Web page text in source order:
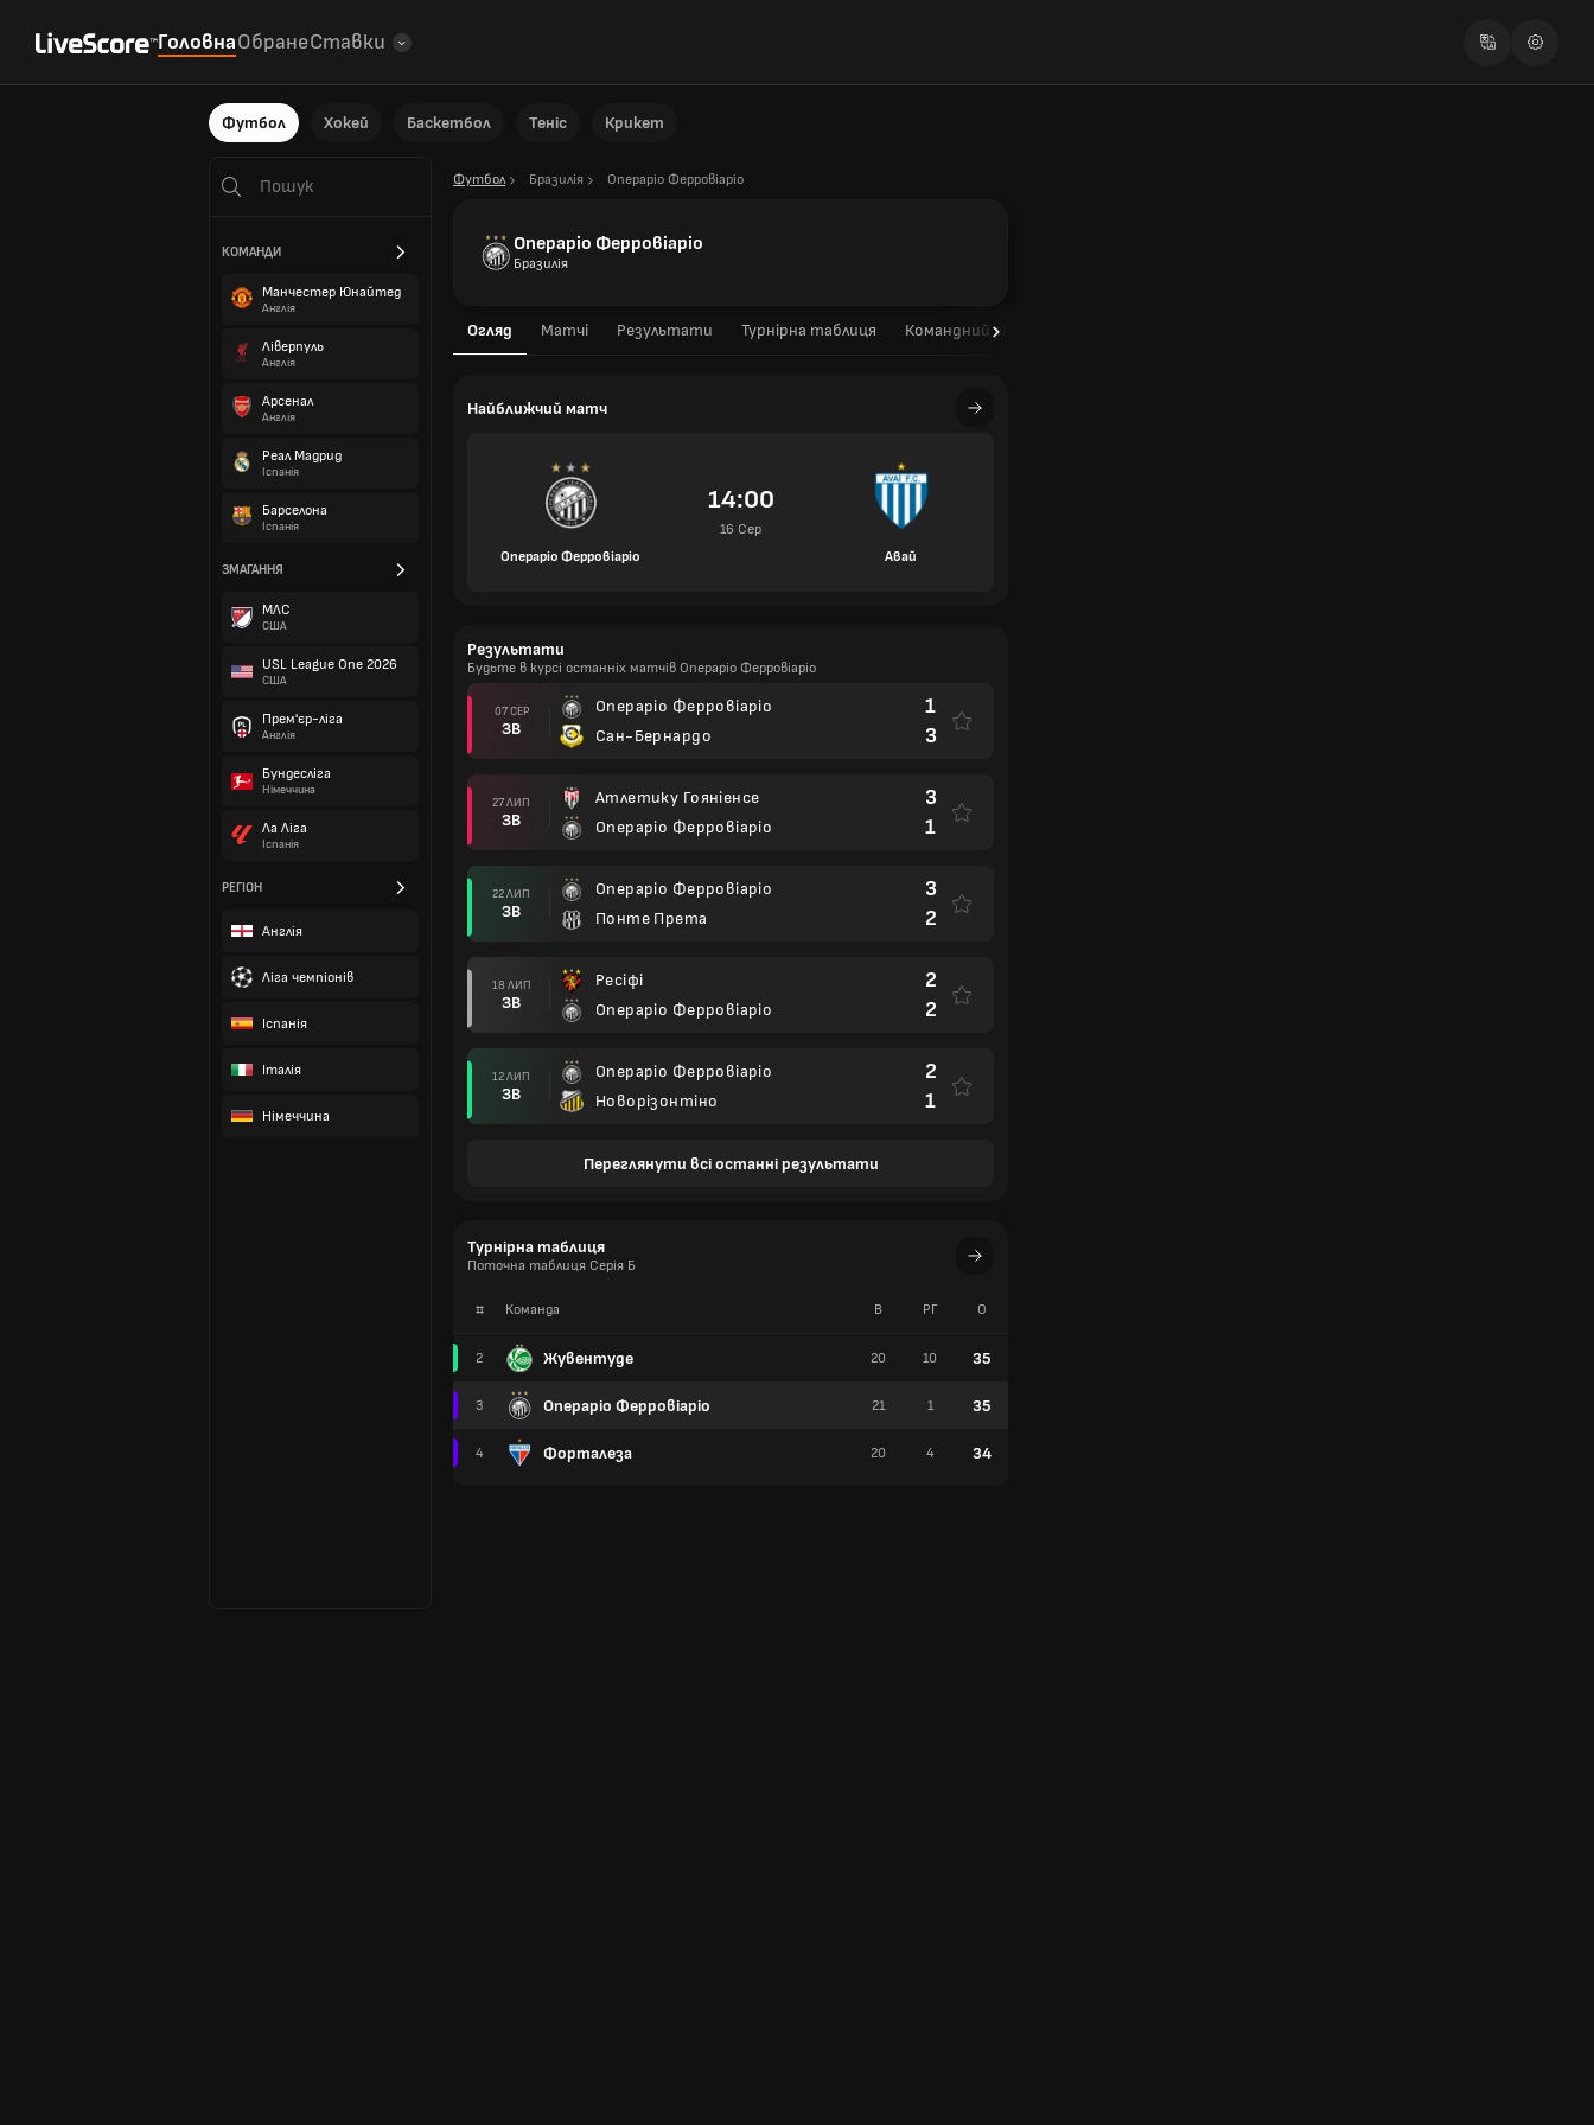
ГоловнаОбранеСтавки
Футбол Хокей Баскетбол Теніс Крикет
КОМАНДИ
Манчестер Юнайтед
Англія
Ліверпуль
Англія
Арсенал
Англія
Реал Мадрид
Іспанія
Барселона
Іспанія
ЗМАГАННЯ
МЛС
США
USL League One 2026
США
Прем'єр-ліга
Англія
Бундесліга
Німеччина
Ла Ліга
Іспанія
РЕГІОН
Англія
Ліга чемпіонів
Іспанія
Італія
Німеччина
Футбол Бразилія Операріо Ферровіаріо
Операріо Ферровіаріо
Бразилія
Огляд Матчі Результати Турнірна таблиця Командний склад
Найближчий матч
Операріо Ферровіаріо
14:00
16 Сер
Авай
Результати
Будьте в курсі останніх матчів Операріо Ферровіаріо
07 СЕР
ЗВ
Операріо Ферровіаріо
Сан-Бернардо
1
3
27 ЛИП
ЗВ
Атлетику Гояніенсе
Операріо Ферровіаріо
3
1
22 ЛИП
ЗВ
Операріо Ферровіаріо
Понте Прета
3
2
18 ЛИП
ЗВ
Ресіфі
Операріо Ферровіаріо
2
2
12 ЛИП
ЗВ
Операріо Ферровіаріо
Новорізонтіно
2
1
Переглянути всі останні результати
Турнірна таблиця
Поточна таблиця Серія Б
# Команда
2 Жувентуде
3 Операріо Ферровіаріо
4 Форталеза
В РГ О
20 10 35
21 1 35
20 4 34